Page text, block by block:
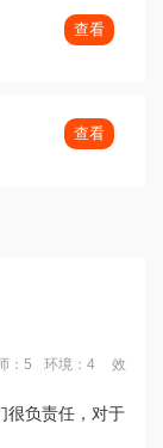
查看
查看
：5 环境：4
效
很负责任，对于